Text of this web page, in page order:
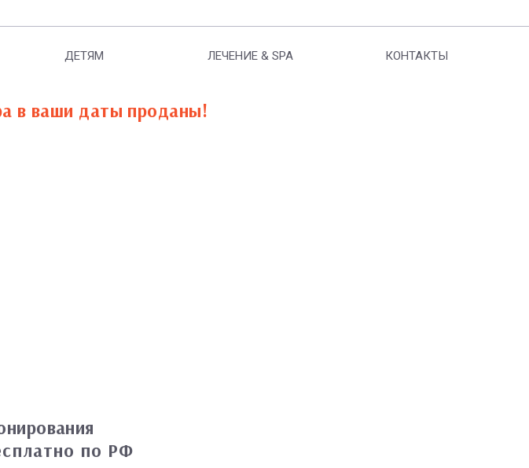
ДЕТЯМ ЛЕЧЕНИЕ & SPA КОНТАКТЫ
в ваши даты проданы!
по РФ